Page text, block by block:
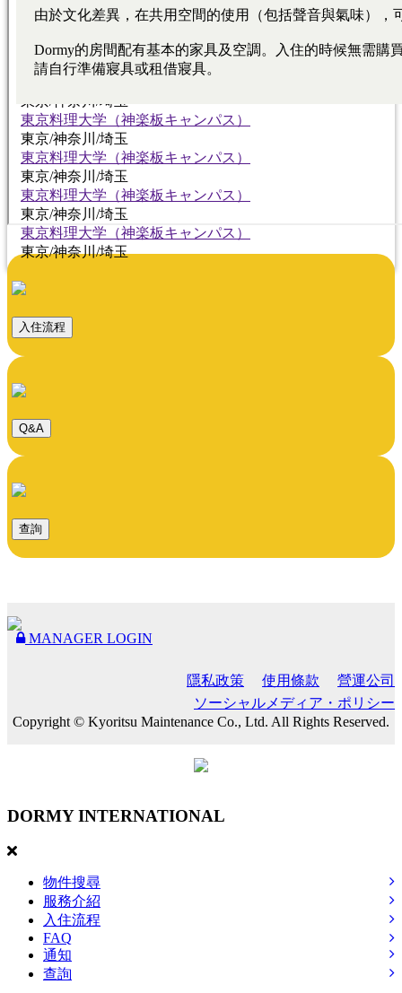
東京料理大学（神楽板キャンパス）
東京/神奈川/埼玉
東京料理大学（神楽板キャンパス）
東京/神奈川/埼玉
東京/神奈川/埼玉
東京料理大学（神楽板キャンパス）
東京/神奈川/埼玉
東京料理大学（神楽板キャンパス）
東京/神奈川/埼玉
東京料理大学（神楽板キャンパス）
東京/神奈川/埼玉
東京料理大学（神楽板キャンパス）
東京/神奈川/埼玉
入住流程
Q&A
查詢
MANAGER LOGIN
隱私政策 使用條款
營運公司
ソーシャルメディア・ポリシー
Copyright © Kyoritsu Maintenance Co., Ltd. All Rights Reserved.
DORMY INTERNATIONAL
物件搜尋
服務介紹
入住流程
FAQ
通知
查詢